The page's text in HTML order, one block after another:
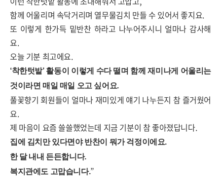
함께 어울리며 속닥거리며 열무물김치 만들 수 있어서 좋지요.
또 이렇게 한가득 밑반찬 하라고 나누어주시니 얼마나 감사해
요.
오늘 기분 최고에요.
‘착한텃밭’ 활동이 이렇게 수다 떨며 함께 재미나게 어울리는
것이라면 매일 매일 오고 싶어요.
풀꽃향기 회원들이 얼마나 재미있게 얘기 나누든지 참 즐거웠어
요.
제 마음이 요즘 쓸쓸했었는데 지금 기분이 참 좋아졌답니다.
집에 김치만 있다면야 반찬이 뭐가 걱정이에요.
한 달 내내 든든합니다.
복지관에도 고맙습니다.”